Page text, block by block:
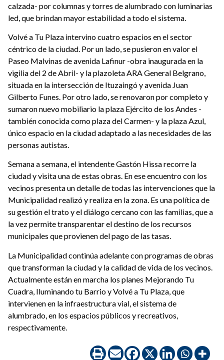
calzada- por columnas y torres de alumbrado con luminarias
led, que brindan mayor estabilidad a todo el sistema.
Volvé a Tu Plaza intervino cuatro espacios en el sector
céntrico de la ciudad. Por un lado, se pusieron en valor el
Paseo Malvinas de avenida Lafinur -obra inaugurada en la
vigilia del 2 de Abril- y la plazoleta ARA General Belgrano,
situada en la intersección de Ituzaingó y avenida Juan
Gilberto Funes. Por otro lado, se renovaron por completo y
sumaron nuevo mobiliario la plaza Ejército de los Andes -
también conocida como plaza del Carmen- y la plaza Azul,
único espacio en la ciudad adaptado a las necesidades de las
personas autistas.
Semana a semana, el intendente Gastón Hissa recorre la
ciudad y visita una de estas obras. En ese encuentro con los
vecinos presenta un detalle de todas las intervenciones que la
Municipalidad realizó y realiza en la zona. Es una política de
su gestión el trato y el diálogo cercano con las familias, que a
la vez permite transparentar el destino de los recursos
municipales que provienen del pago de las tasas.
La Municipalidad continúa adelante con programas de obras
que transforman la ciudad y la calidad de vida de los vecinos.
Actualmente están en marcha los planes Mejorando Tu
Cuadra, Iluminando tu Barrio y Volvé a Tu Plaza, que
intervienen en la infraestructura vial, el sistema de
alumbrado, en los espacios públicos y recreativos,
respectivamente.